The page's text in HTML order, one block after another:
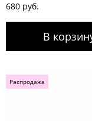
680 руб.
Распродажа